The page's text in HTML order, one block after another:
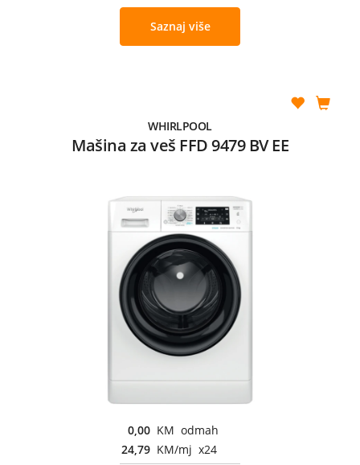
Saznaj više
WHIRLPOOL
Mašina za veš FFD 9479 BV EE
0,00 KM odmah
24,79 KM/mj x24